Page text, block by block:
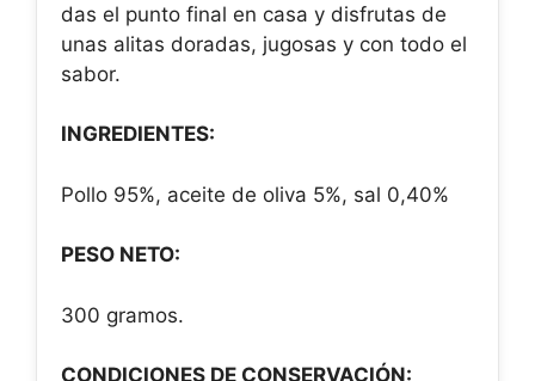
das el punto final en casa y disfrutas de
unas alitas doradas, jugosas y con todo el
sabor.
INGREDIENTES:
Pollo 95%, aceite de oliva 5%, sal 0,40%
PESO NETO:
300 gramos.
CONDICIONES DE CONSERVACIÓN: